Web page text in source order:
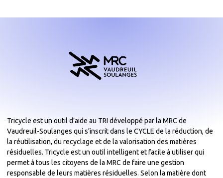
Tricycle est un outil d’aide au TRI développé par la MRC de
Vaudreuil-Soulanges qui s’inscrit dans le CYCLE de la réduction, de
la réutilisation, du recyclage et de la valorisation des matières
résiduelles. Tricycle est un outil intelligent et facile à utiliser qui
permet à tous les citoyens de la MRC de faire une gestion
responsable de leurs matières résiduelles. Selon la matière dont